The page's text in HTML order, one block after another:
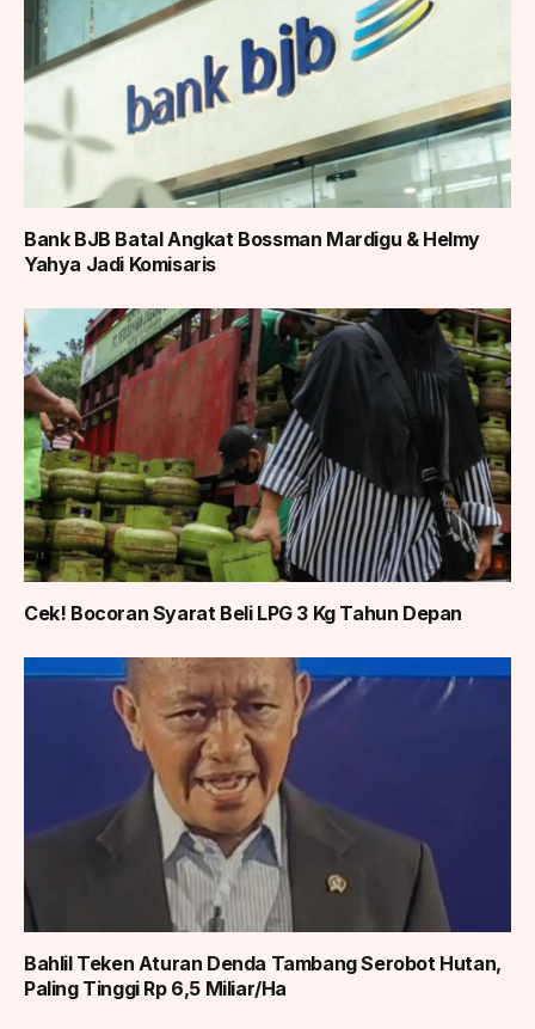
Bank BJB Batal Angkat Bossman Mardigu & Helmy
Yahya Jadi Komisaris
Cek! Bocoran Syarat Beli LPG 3 Kg Tahun Depan
Bahlil Teken Aturan Denda Tambang Serobot Hutan,
Paling Tinggi Rp 6,5 Miliar/Ha